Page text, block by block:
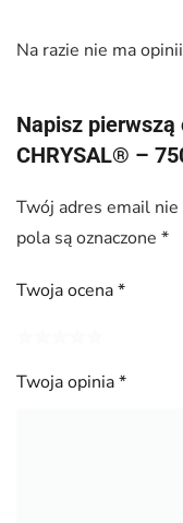
Na razie nie ma
Napisz pierwszą
CHRYSAL® –
Twój adres email
pola są oznaczone *
Twoja ocena*
Twoja opinia*